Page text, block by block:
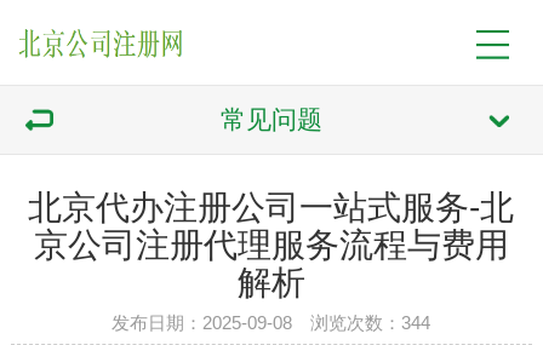
常见问题
北京代办注册公司一站式服务-北
京公司注册代理服务流程与费用
解析
发布日期：2025-09-08 浏览次数：344